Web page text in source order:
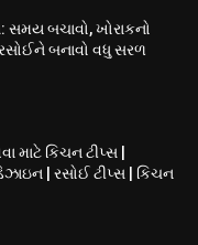
સમય બચાવો, ખોરાકનો
બનાવો વધુ સરળ
માટે કિચન ટીપ્સ |
| રસોઈ ટીપ્સ | કિચન